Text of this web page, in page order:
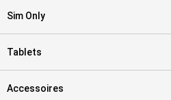
Sim Only
Tablets
Accessoires